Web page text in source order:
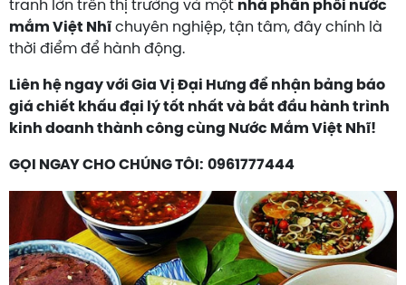
tranh lớn trên thị trường và một nhà phân phối nước
mắm Việt Nhĩ chuyên nghiệp, tận tâm, đây chính là
thời điểm để hành động.
Liên hệ ngay với Gia Vị Đại Hưng để nhận bảng báo
giá chiết khấu đại lý tốt nhất và bắt đầu hành trình
kinh doanh thành công cùng Nước Mắm Việt Nhĩ!
GỌI NGAY CHO CHÚNG TÔI: 0961777444